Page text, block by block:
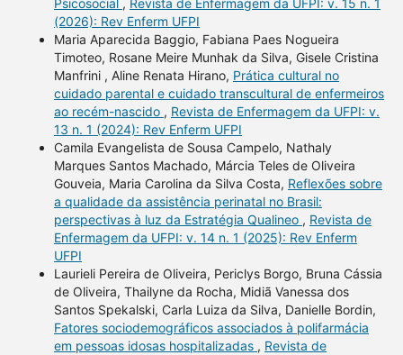
Psicosocial , Revista de Enfermagem da UFPI: v. 15 n. 1
(2026): Rev Enferm UFPI
Maria Aparecida Baggio, Fabiana Paes Nogueira
Timoteo, Rosane Meire Munhak da Silva, Gisele Cristina
Manfrini , Aline Renata Hirano, Prática cultural no
cuidado parental e cuidado transcultural de enfermeiros
ao recém-nascido , Revista de Enfermagem da UFPI: v.
13 n. 1 (2024): Rev Enferm UFPI
Camila Evangelista de Sousa Campelo, Nathaly
Marques Santos Machado, Márcia Teles de Oliveira
Gouveia, Maria Carolina da Silva Costa, Reflexões sobre
a qualidade da assistência perinatal no Brasil:
perspectivas à luz da Estratégia Qualineo , Revista de
Enfermagem da UFPI: v. 14 n. 1 (2025): Rev Enferm
UFPI
Laurieli Pereira de Oliveira, Periclys Borgo, Bruna Cássia
de Oliveira, Thailyne da Rocha, Midiã Vanessa dos
Santos Spekalski, Carla Luiza da Silva, Danielle Bordin,
Fatores sociodemográficos associados à polifarmácia
em pessoas idosas hospitalizadas , Revista de